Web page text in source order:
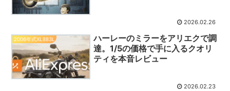
2026.02.26
2006年式XL883L
ハーレーのミラーをアリエクで調
達。1/5の価格で手に入るクオリ
ティを本音レビュー
2026.02.23